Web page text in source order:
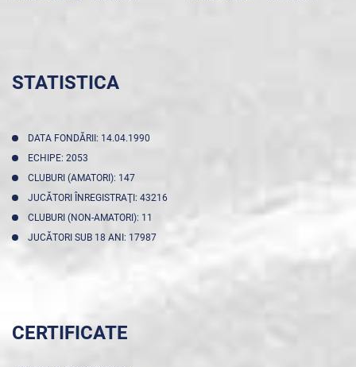
STATISTICA
DATA FONDĂRII: 14.04.1990
ECHIPE: 2053
CLUBURI (AMATORI): 147
JUCĂTORI ÎNREGISTRAŢI: 43216
CLUBURI (NON-AMATORI): 11
JUCĂTORI SUB 18 ANI: 17987
CERTIFICATE